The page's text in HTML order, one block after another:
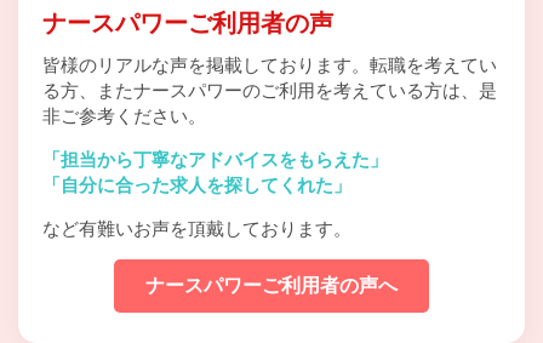
ナースパワーご利用者の声
皆様のリアルな声を掲載しております。転職を考えてい
る方、
またナースパワーのご利用を考えている方は、是
非ご参考ください。
「担当から丁寧なアドバイスをもらえた」
「自分に合った求人を探してくれた」
など有難いお声を頂戴しております。
ナースパワーご利用者の声へ